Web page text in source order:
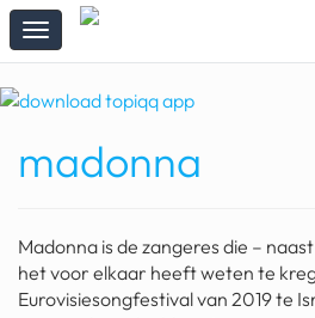
zie
topiqqs
#vandaag
Topiqqs Reacties
ark van noach
madonna
Madonna is de zangeres die –
het voor elkaar heeft weten te
Eurovisiesongfestival van 2019 te